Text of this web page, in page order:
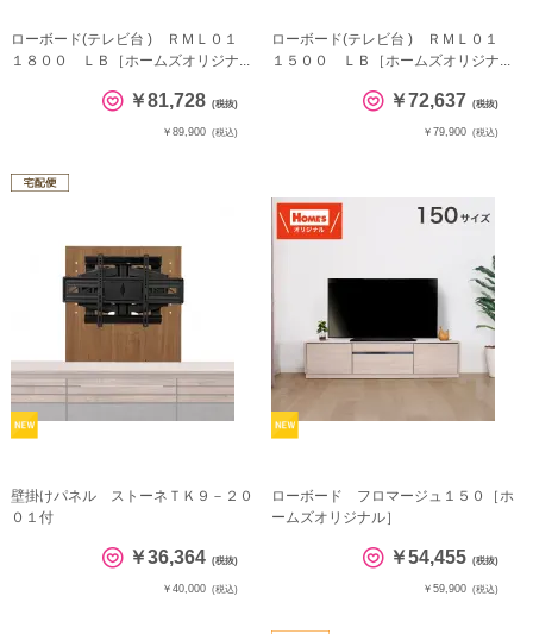
ローボード(テレビ台 ) ＲＭＬ０１
１８００ ＬＢ［ホームズオリジナ...
￥81,728 (税抜)
￥89,900 (税込)
ローボード(テレビ台 ) ＲＭＬ０１
１５００ ＬＢ［ホームズオリジナ...
￥72,637 (税抜)
￥79,900 (税込)
壁掛けパネル ストーネＴＫ９－２０
０１付
￥36,364 (税抜)
￥40,000 (税込)
ローボード フロマージュ１５０［ホ
ームズオリジナル］
￥54,455 (税抜)
￥59,900 (税込)